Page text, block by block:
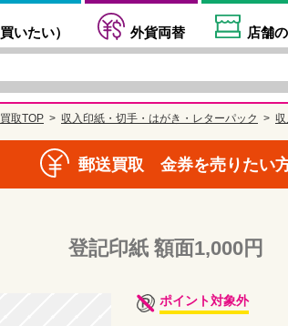
買いたい） 外貨両替 店舗
買取TOP 収入印紙・切手・はがき・レターパック
郵送買取 金券を売りたい
登記印紙 額面1,000円
ポイント対象外